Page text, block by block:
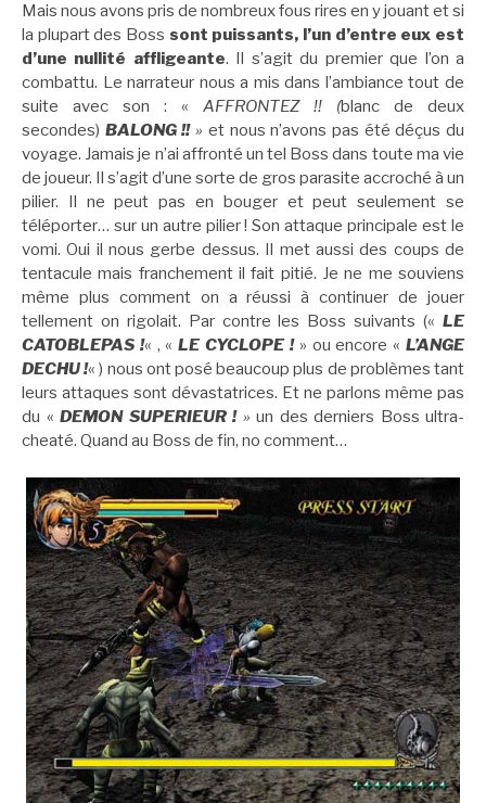
Mais nous avons pris de nombreux fous rires en y jouant et si
la plupart des Boss sont puissants, l’un d’entre eux est
d’une nullité affligeante. Il s’agit du premier que l’on a
combattu. Le narrateur nous a mis dans l’ambiance tout de
suite avec son : « AFFRONTEZ !! (blanc de deux
secondes) BALONG !!» et nous n’avons pas été déçus du
voyage. Jamais je n’ai affronté un tel Boss dans toute ma vie
de joueur. Il s’agit d’une sorte de gros parasite accroché à un
pilier. Il ne peut pas en bouger et peut seulement se
téléporter… sur un autre pilier ! Son attaque principale est le
vomi. Oui il nous gerbe dessus. Il met aussi des coups de
tentacule mais franchement il fait pitié. Je ne me souviens
même plus comment on a réussi à continuer de jouer
tellement on rigolait. Par contre les Boss suivants (« LE
CATOBLEPAS !« , «LE CYCLOPE !» ou encore «L’ANGE
DECHU !« ) nous ont posé beaucoup plus de problèmes tant
leurs attaques sont dévastatrices. Et ne parlons même pas
du « DEMON SUPERIEUR !» un des derniers Boss ultra-
cheaté. Quand au Boss de fin, no comment…